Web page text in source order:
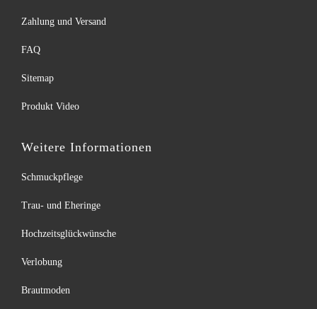
Zahlung und Versand
FAQ
Sitemap
Produkt Video
Weitere Informationen
Schmuckpflege
Trau- und Eheringe
Hochzeitsglückwünsche
Verlobung
Brautmoden